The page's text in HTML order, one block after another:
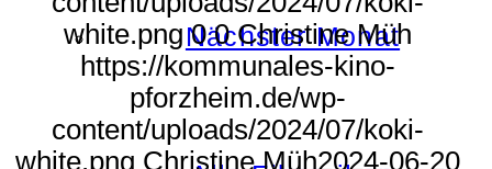
Nächster Monat
white.png 0 0 Christine Müh
https://kommunales-kino-
pforzheim.de/wp-
content/uploads/2024/07/koki-
white.png Christine Müh2024-06-20